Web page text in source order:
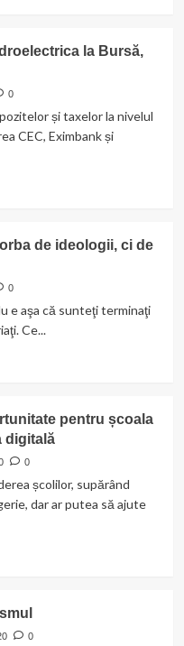
la Bursă,
0
și taxelor la nivelul
CEC, Eximbank și
de ideologii, ci de
0
e aşa că sunteţi terminaţi
Ce...
pentru școala
digitală
0
școlilor, supărând
dar ar putea să ajute
0